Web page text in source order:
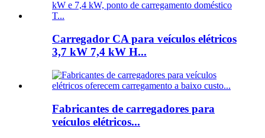
Carregador CA para veículos elétricos
3,7 kW 7,4 kW H...
Fabricantes de carregadores para
veículos elétricos...